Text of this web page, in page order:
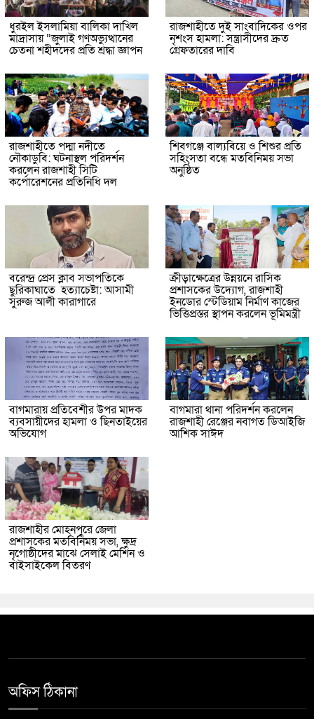
ধুরইল ইসলামিয়া বালিকা দাখিল
মাদ্রাসায় “জুলাই গণঅভ্যুত্থানের
চেতনা শহীদদের প্রতি শ্রদ্ধা জ্ঞাপন
রাজশাহীতে দুই সাংবাদিকের ওপর
নৃশংস হামলা: সন্ত্রাসীদের দ্রুত
গ্রেফতারের দাবি
রাজশাহীতে পদ্মা নদীতে
নৌকাডুবি: ঘটনাস্থল পরিদর্শন
করলেন রাজশাহী সিটি
কর্পোরেশনের প্রতিনিধি দল
শিবগঞ্জে বাল্যবিয়ে ও শিশুর প্রতি
সহিংসতা বন্ধে মতবিনিময় সভা
অনুষ্ঠিত
বরেন্দ্র প্রেস ক্লাব সভাপতিকে
ছুরিকাঘাতে হত্যাচেষ্টা: আসামী
সুরুজ আলী কারাগারে
ক্রীড়াক্ষেত্রের উন্নয়নে রাসিক
প্রশাসকের উদ্যোগ, রাজশাহী
ইনডোর স্টেডিয়াম নির্মাণ কাজের
ভিত্তিপ্রস্তর স্থাপন করলেন ভূমিমন্ত্রী
বাগমারায় প্রতিবেশীর উপর মাদক
ব্যবসায়ীদের হামলা ও ছিনতাইয়ের
অভিযোগ
বাগমারা থানা পরিদর্শন করলেন
রাজশাহী রেঞ্জের নবাগত ডিআইজি
আশিক সাঈদ
রাজশাহীর মোহনপুরে জেলা
প্রশাসকের মতবিনিময় সভা, ক্ষুদ্র
নৃগোষ্ঠীদের মাঝে সেলাই মেশিন ও
বাইসাইকেল বিতরণ
অফিস ঠিকানা